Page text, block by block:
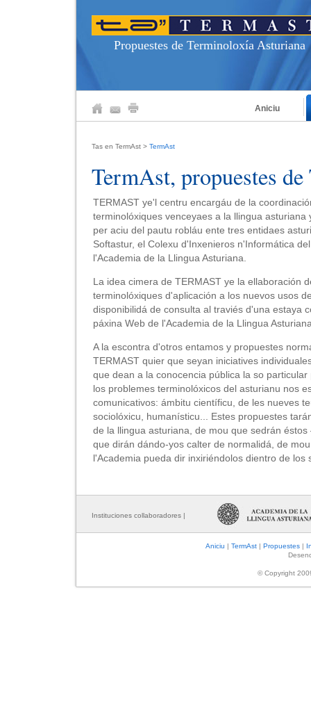
Propuestes de Terminoloxía Asturiana
Aniciu
Tas en TermAst> TermAst
TermAst, propuestes
TERMAST ye'l centru encargáu de la
terminolóxiques venceyaes a la llingua asturiana
per aciu del pautu robláu ente tres entidaes
Softastur, el Colexu d'Inxenieros n'Informática
l'Academia de la Llingua Asturiana.
La idea cimera de TERMAST ye la ellaboración
terminolóxiques d'aplicación a los nuevos usos
disponibilidá de consulta al traviés d'una estaya
páxina Web de l'Academia de la Llingua
A la escontra d'otros entamos y propuestes
TERMAST quier que seyan iniciatives
que dean a la conocencia pública la so
los problemes terminolóxicos del asturianu nos
comunicativos: ámbitu científicu, de les nueves
sociolóxicu, humanísticu... Estes propuestes
de la llingua asturiana, de mou que sedrán
que dirán dándo-yos calter de normalidá, de
l'Academia pueda dir inxiriéndolos dientro de los
Instituciones collaboradores |
Aniciu | TermAst | Propuestes |
© Copyright